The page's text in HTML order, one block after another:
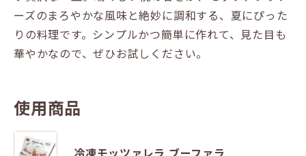
ーズのまろやかな風味と絶妙に調和する、夏にぴった
りの料理です。シンプルかつ簡単に作れて、見た目も
華やかなので、ぜひお試しください。
使用商品
冷凍モッツァレラ ブーファラ